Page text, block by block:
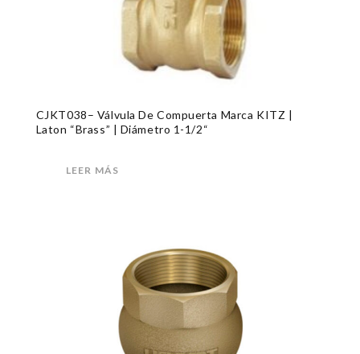
CJKT038– Válvula De Compuerta Marca KITZ |
Laton “Brass” | Diámetro 1-1/2“
LEER MÁS